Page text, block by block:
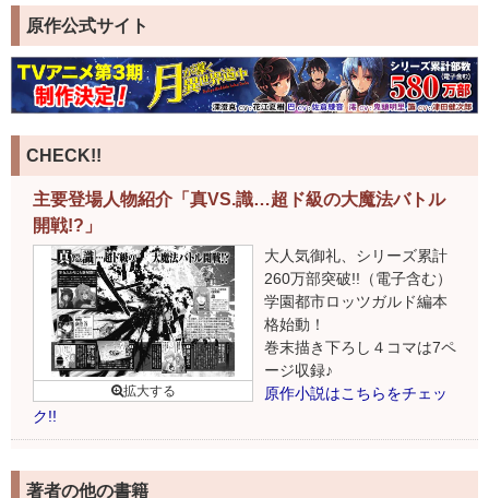
原作公式サイト
CHECK!!
主要登場人物紹介「真VS.識…超ド級の大魔法バトル
開戦!?」
大人気御礼、シリーズ累計
260万部突破!!（電子含む）
学園都市ロッツガルド編本
格始動！
巻末描き下ろし４コマは7ペ
ージ収録♪
原作小説はこちらをチェッ
ク!!
著者の他の書籍